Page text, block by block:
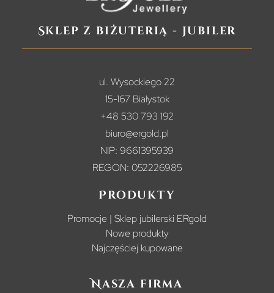
Sklep z biżuterią - jubiler
ul. Wysockiego 22
15-167 Białystok
+48 530 793 192
biuro@ergold.pl
NIP: 9661395939
REGON: 052226985
Produkty
Promocje | Sklep jubilerski ERgold
Nowe produkty
Najczęściej kupowane
Nasza firma